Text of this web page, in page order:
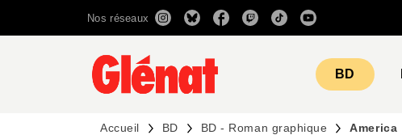
RECHERCHE CONTENU
Nos réseaux
BD
Accueil BD BD - Roman graphique America